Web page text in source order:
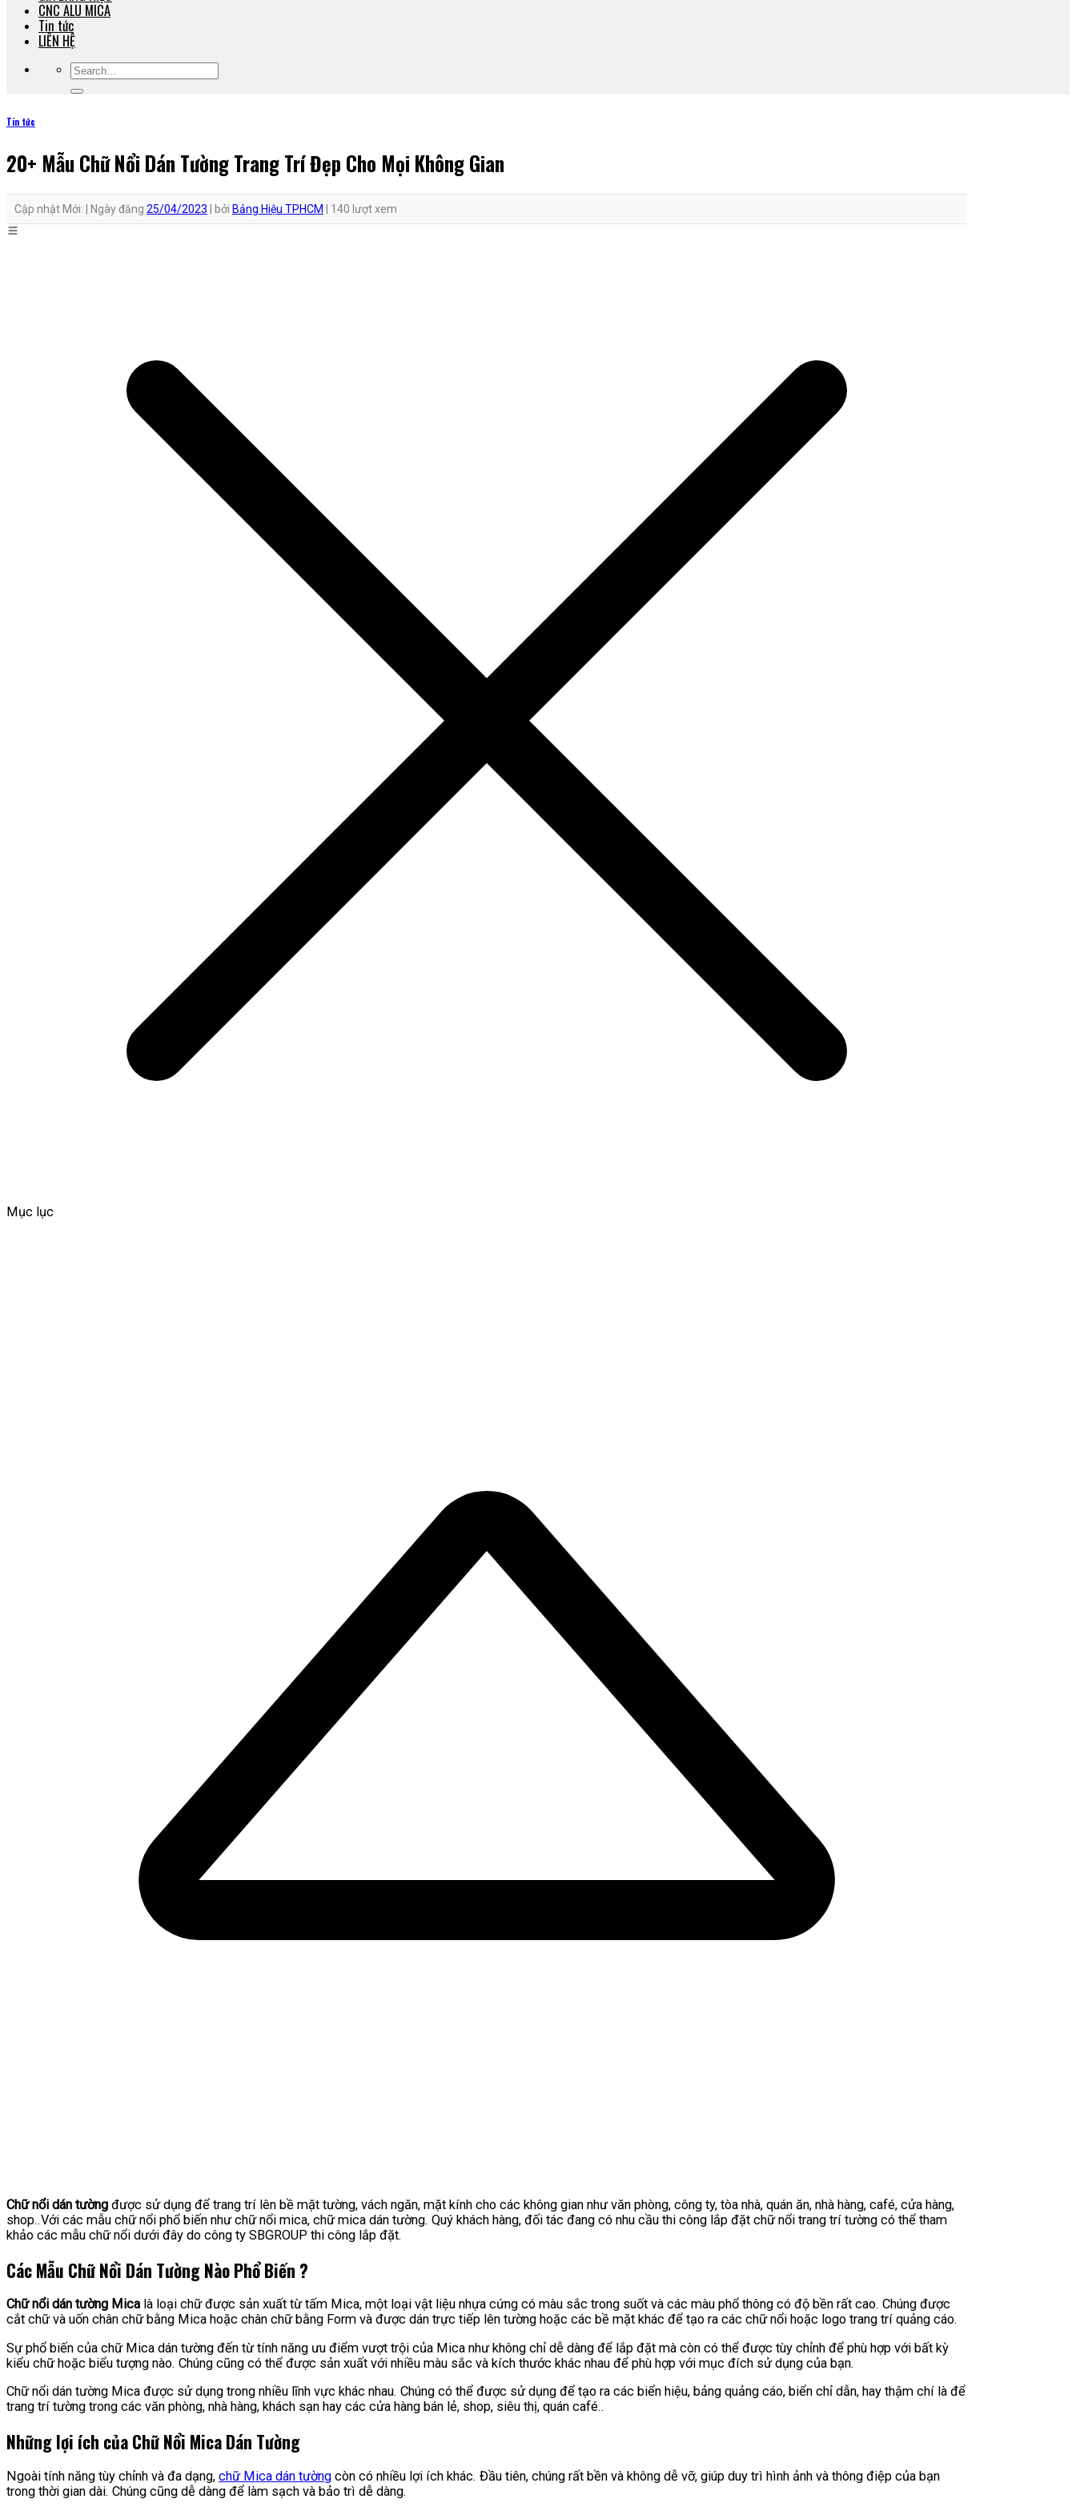
CNC ALU MICA
Tin tức
LIÊN HỆ
Tin tức
20+ Mẫu Chữ Nổi Dán Tường Trang Trí Đẹp Cho Mọi Không Gian
Cập nhật Mới: | Ngày đăng 25/04/2023 bởi Bảng Hiệu TPHCM 140 lượt xem
Mục lục
Chữ nổi dán tường được sử dụng để trang trí lên bề mặt tường, vách ngăn, mặt kính cho các không gian như văn phòng, công ty, tòa nhà, quán ăn, nhà hàng, café, cửa hàng,
shop..Với các mẫu chữ nổi phổ biến như chữ nổi mica, chữ mica dán tường. Quý khách hàng, đối tác đang có nhu cầu thi công lắp đặt chữ nổi trang trí tường có thể tham
khảo các mẫu chữ nổi dưới đây do công ty SBGROUP thi công lắp đặt.
Các Mẫu Chữ Nổi Dán Tường Nào Phổ Biến ?
Chữ nổi dán tường Mica là loại chữ được sản xuất từ tấm Mica, một loại vật liệu nhựa cứng có màu sắc trong suốt và các màu phổ thông có độ bền rất cao. Chúng được
cắt chữ và uốn chân chữ bằng Mica hoặc chân chữ bằng Form và được dán trực tiếp lên tường hoặc các bề mặt khác để tạo ra các chữ nổi hoặc logo trang trí quảng cáo.
Sự phổ biến của chữ Mica dán tường đến từ tính năng ưu điểm vượt trội của Mica như không chỉ dễ dàng để lắp đặt mà còn có thể được tùy chỉnh để phù hợp với bất kỳ
kiểu chữ hoặc biểu tượng nào. Chúng cũng có thể được sản xuất với nhiều màu sắc và kích thước khác nhau để phù hợp với mục đích sử dụng của bạn.
Chữ nổi dán tường Mica được sử dụng trong nhiều lĩnh vực khác nhau. Chúng có thể được sử dụng để tạo ra các biển hiệu, bảng quảng cáo, biển chỉ dẫn, hay thậm chí là để
trang trí tường trong các văn phòng, nhà hàng, khách sạn hay các cửa hàng bán lẻ, shop, siêu thị, quán café..
Những lợi ích của Chữ Nổi Mica Dán Tường
Ngoài tính năng tùy chỉnh và đa dạng, chữ Mica dán tường còn có nhiều lợi ích khác. Đầu tiên, chúng rất bền và không dễ vỡ, giúp duy trì hình ảnh và thông điệp của bạn
trong thời gian dài. Chúng cũng dễ dàng để làm sạch và bảo trì dễ dàng.